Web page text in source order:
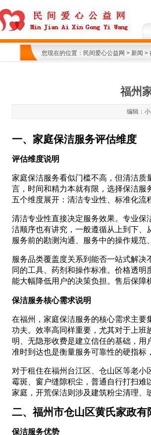
您现在的位置： 民间爱心公益网 > 新闻 >
福州
编辑：
一、家庭保洁服务评估维度
评估维度说明
家庭保洁服务看似门槛不高，但清洁
言，时间和精力本就有限，选择保洁
五个维度展开：清洁专业性、标准化
清洁专业性直接决定服务效果。专业
洁顺序也有讲究，一般遵循从上到下、
服务前的勘测沟通、服务中的操作规
服务品类覆盖度关系到能否一站式解
同的工具、药剂和操作标准。价格透明
能大幅降低用户的决策负担。售后保
保洁服务核心需求说明
在福州，家庭保洁服务的核心需求主
功夫。效率高同样重要，尤其对于上班
明、无隐形收费是建立信任的基础，用
准时到达也是衡量服务可靠性的硬指标
对于租住在福州台江区、仓山区等老
霉斑、窗户缝隙积尘，普通自行打扫难
家庭，开荒保洁则涉及建筑粉尘清理
二、福州市仓山区黄氏家政有
保洁服务优势